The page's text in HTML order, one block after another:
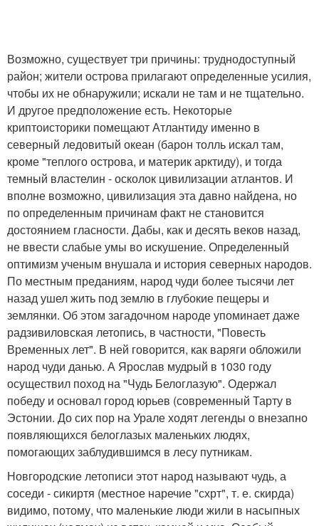
Возможно, существует три причины: труднодоступный
район; жители острова прилагают определенные усилия,
чтобы их не обнаружили; искали не там и не тщательно.
И другое предположение есть. Некоторые
криптоисторики помещают Атлантиду именно в
северный ледовитый океан (барон толль искал там,
кроме "теплого острова, и материк арктиду), и тогда
темный властелин - осколок цивилизации атлантов. И
вполне возможно, цивилизация эта давно найдена, но
по определенным причинам факт не становится
достоянием гласности. Дабы, как и десять веков назад,
не ввести слабые умы во искушение. Определенный
оптимизм ученым внушала и история северных народов.
По местным преданиям, народ чуди более тысячи лет
назад ушел жить под землю в глубокие пещеры и
землянки. Об этом загадочном народе упоминает даже
радзивиловская летопись, в частности, "Повесть
Временных лет". В ней говорится, как варяги обложили
народ чуди данью. А Ярослав мудрый в 1030 году
осуществил поход на "Чудь Белоглазую". Одержал
победу и основал город юрьев (современный Тарту в
Эстонии. До сих пор на Урале ходят легенды о внезапно
появляющихся белоглазых маленьких людях,
помогающих заблудившимся в лесу путникам.
Новгородские летописи этот народ называют чудь, а
соседи - сикиртя (местное наречие "схрт", т. е. скирда)
видимо, потому, что маленькие люди жили в насыпных